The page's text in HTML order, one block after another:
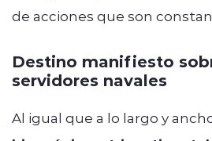
de acciones que son
Destino manifiesto
servidores navales
Al igual que a lo largo y